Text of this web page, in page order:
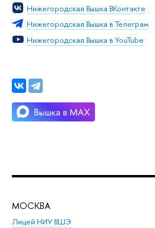
Нижегородская Вышка ВКонтакте
Нижегородская Вышка в Телеграм
Нижегородская Вышка в YouTube
МОСКВА
Лицей НИУ ВШЭ